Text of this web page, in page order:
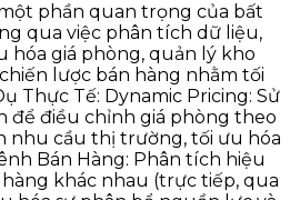
phần quan trọng của bất
qua việc phân tích dữ liệu,
hóa giá phòng, quản lý kho
lược bán hàng nhằm tối
Thực Tế: Dynamic Pricing: Sử
để điều chỉnh giá phòng theo
nhu cầu thị trường, tối ưu hóa
Bán Hàng: Phân tích hiệu
khác nhau (trực tiếp, qua